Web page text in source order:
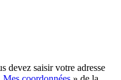
devez saisir votre adresse